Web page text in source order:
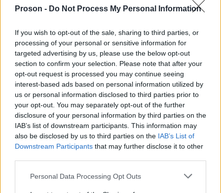
Proson - Do Not Process My Personal Information
If you wish to opt-out of the sale, sharing to third parties, or
processing of your personal or sensitive information for
targeted advertising by us, please use the below opt-out
section to confirm your selection. Please note that after your
opt-out request is processed you may continue seeing
interest-based ads based on personal information utilized by
us or personal information disclosed to third parties prior to
your opt-out. You may separately opt-out of the further
disclosure of your personal information by third parties on the
IAB’s list of downstream participants. This information may
also be disclosed by us to third parties on the IAB’s List of
Downstream Participants that may further disclose it to other
Please note that this website/app uses one or more Google
Personal Data Processing Opt Outs
Επιπλέον, συνιστάται ηύπαρξη αμμωνίαςστο
αντιμετώπιση του πόνου και της φλεγμονής. Για
ευπαθή άτομα ή αλλεργικούς, ηάμεση ιατρική
βοήθειαείναι απαραίτητη.
ΑΣΕΠ: Πιστοποίηση Αγγλικών σε
μόνο 2 ημέρες στα χέρια σας